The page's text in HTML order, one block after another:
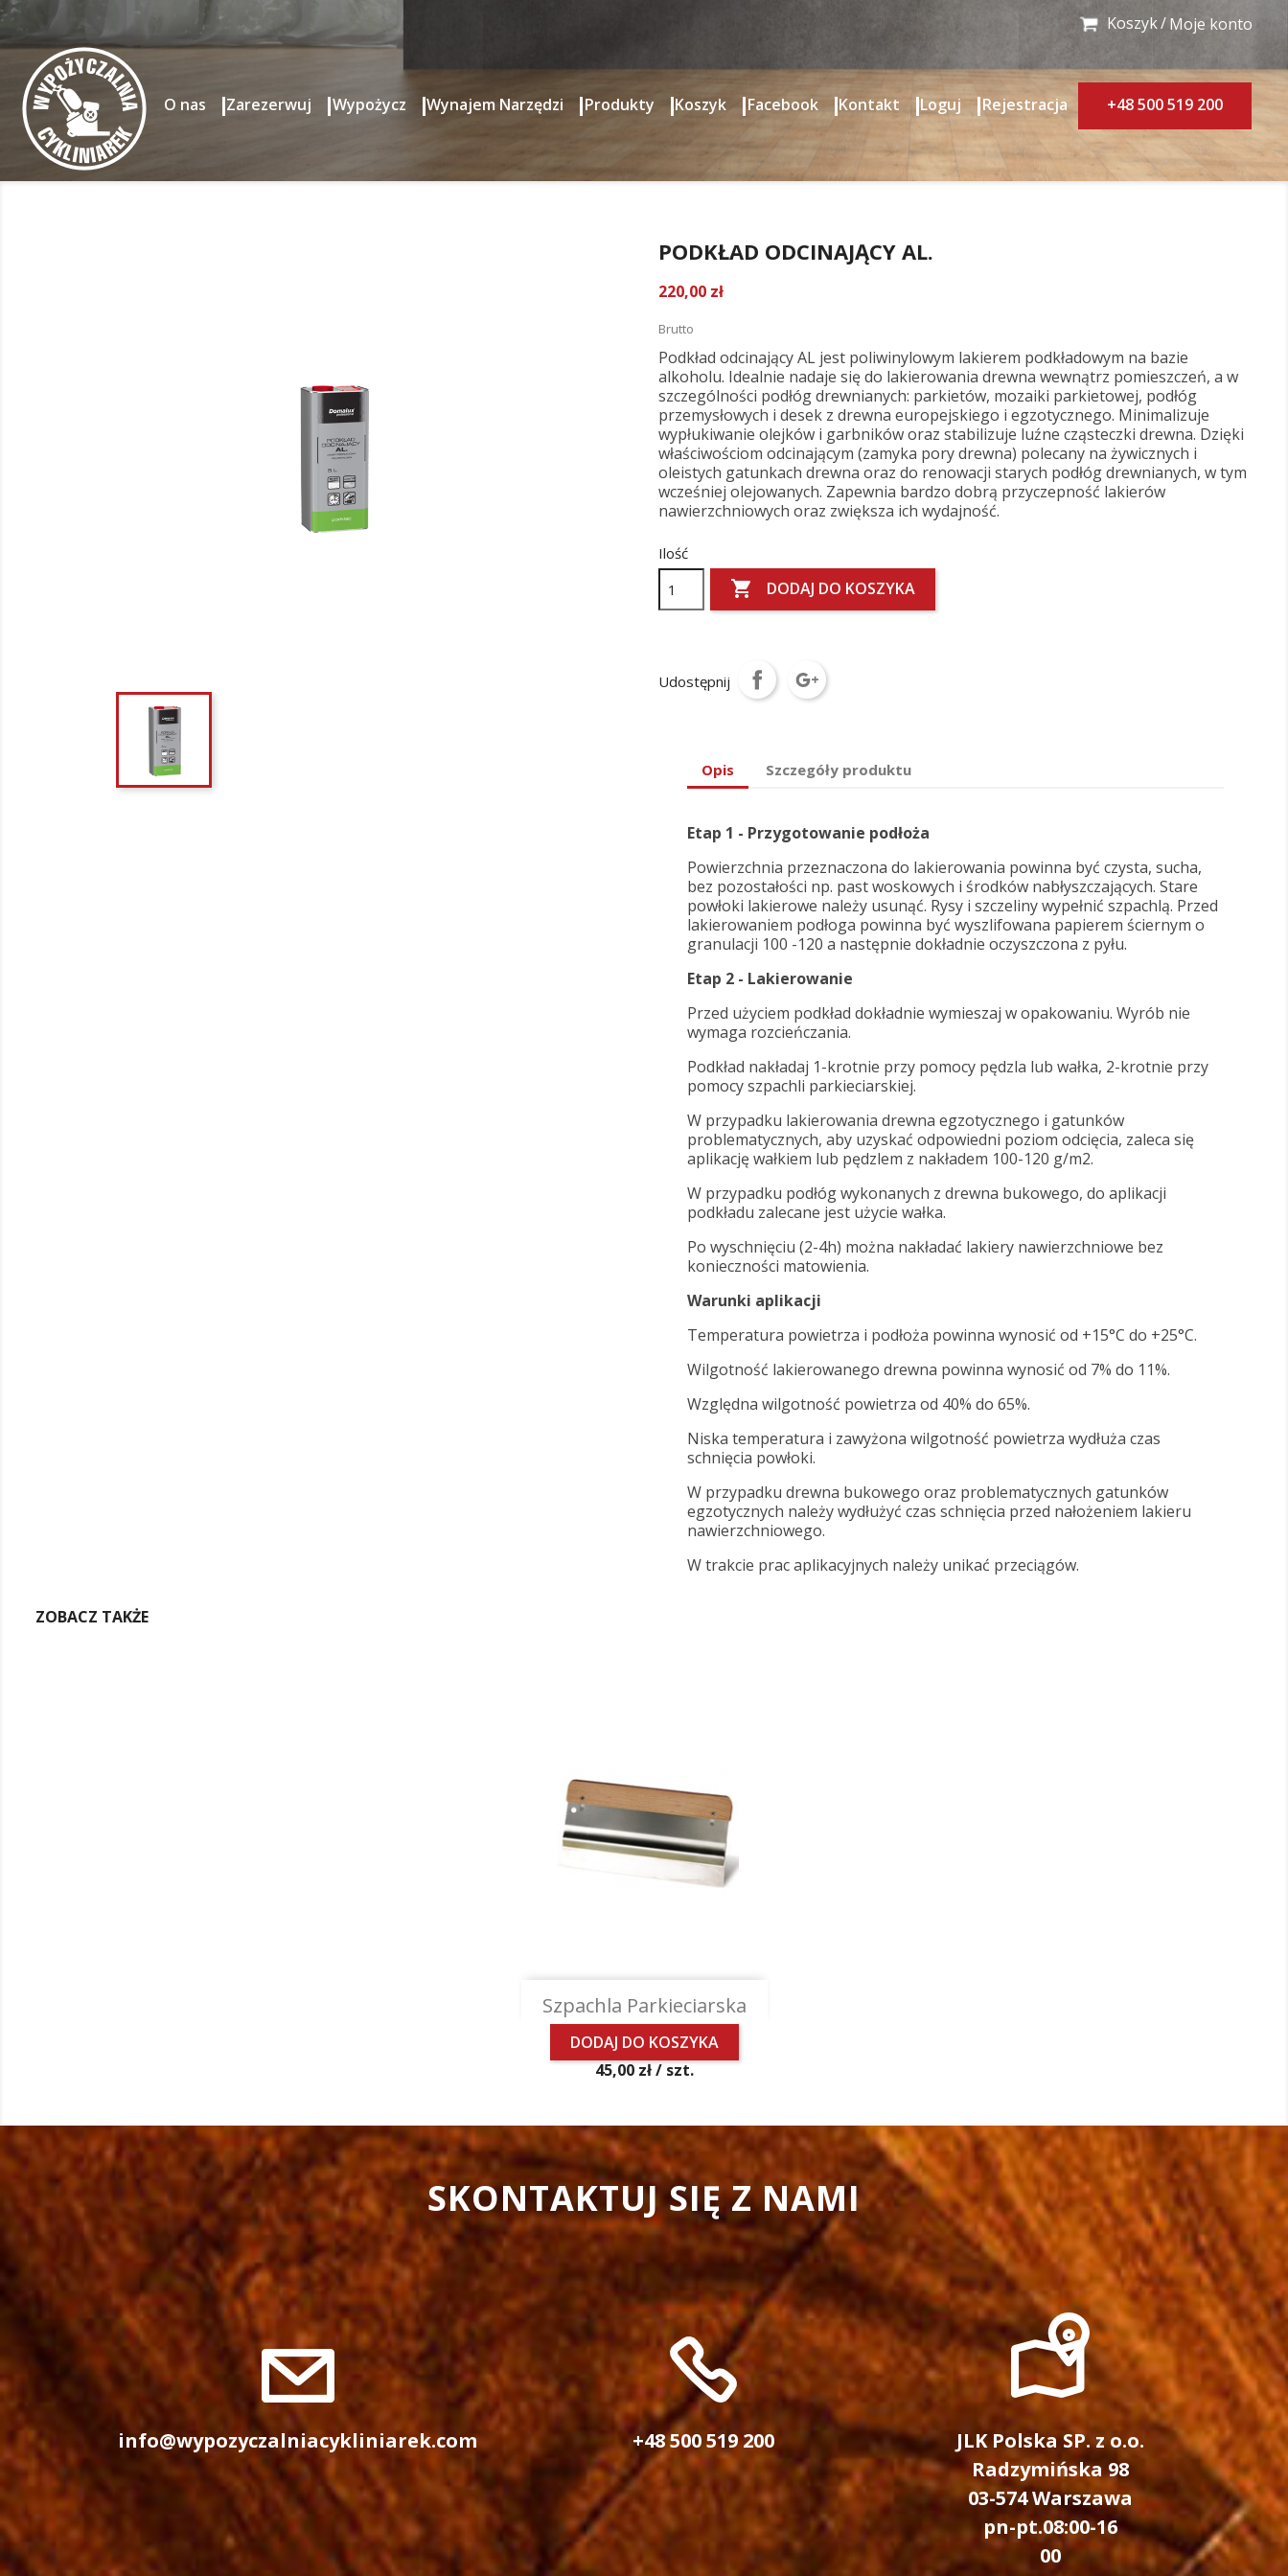
Koszyk Moje konto
O nas Zarezerwuj Wypożycz Wynajem Narzędzi Produkty Koszyk Facebook Kontakt Loguj Rejestracja +48 500 519 200
PODKŁAD ODCINAJĄCY AL.
220,00 zł
Brutto
Podkład odcinający AL jest poliwinylowym lakierem podkładowym na bazie
alkoholu. Idealnie nadaje się do lakierowania drewna wewnątrz pomieszczeń, a w
szczególności podłóg drewnianych: parkietów, mozaiki parkietowej, podłóg
przemysłowych i desek z drewna europejskiego i egzotycznego. Minimalizuje
wypłukiwanie olejków i garbników oraz stabilizuje luźne cząsteczki drewna. Dzięki
właściwościom odcinającym (zamyka pory drewna) polecany na żywicznych i
oleistych gatunkach drewna oraz do renowacji starych podłóg drewnianych, w tym
wcześniej olejowanych. Zapewnia bardzo dobrą przyczepność lakierów
nawierzchniowych oraz zwiększa ich wydajność.
Ilość
 DODAJ DO KOSZYKA
Udostępnij
Opis Szczegóły produktu
Etap 1 - Przygotowanie podłoża
Powierzchnia przeznaczona do lakierowania powinna być czysta, sucha,
bez pozostałości np. past woskowych i środków nabłyszczających. Stare
powłoki lakierowe należy usunąć. Rysy i szczeliny wypełnić szpachlą. Przed
lakierowaniem podłoga powinna być wyszlifowana papierem ściernym o
granulacji 100 -120 a następnie dokładnie oczyszczona z pyłu.
Etap 2 - Lakierowanie
Przed użyciem podkład dokładnie wymieszaj w opakowaniu. Wyrób nie
wymaga rozcieńczania.
Podkład nakładaj 1-krotnie przy pomocy pędzla lub wałka, 2-krotnie przy
pomocy szpachli parkieciarskiej.
W przypadku lakierowania drewna egzotycznego i gatunków
problematycznych, aby uzyskać odpowiedni poziom odcięcia, zaleca się
aplikację wałkiem lub pędzlem z nakładem 100-120 g/m2.
W przypadku podłóg wykonanych z drewna bukowego, do aplikacji
podkładu zalecane jest użycie wałka.
Po wyschnięciu (2-4h) można nakładać lakiery nawierzchniowe bez
konieczności matowienia.
Warunki aplikacji
Temperatura powietrza i podłoża powinna wynosić od +15°C do +25°C.
Wilgotność lakierowanego drewna powinna wynosić od 7% do 11%.
Względna wilgotność powietrza od 40% do 65%.
Niska temperatura i zawyżona wilgotność powietrza wydłuża czas
schnięcia powłoki.
W przypadku drewna bukowego oraz problematycznych gatunków
egzotycznych należy wydłużyć czas schnięcia przed nałożeniem lakieru
nawierzchniowego.
W trakcie prac aplikacyjnych należy unikać przeciągów.
ZOBACZ TAKŻE
Szpachla Parkieciarska
DODAJ DO KOSZYKA
Cena
45,00 zł / szt.
Szybki podgląd
SKONTAKTUJ SIĘ Z NAMI
info@wypozyczalniacykliniarek.com +48 500 519 200
JLK Polska SP. z o.o.
Radzymińska 98
03-574 Warszawa
pn-pt.08:00-16
00